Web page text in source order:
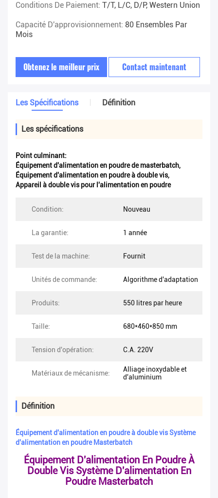
Conditions De Paiement: T/T, L/C, D/P, Western Union
Capacité D'approvisionnement: 80 Ensembles Par
Mois
Obtenez le meilleur prix Contact maintenant
Les Spécifications Définition
Les spécifications
Point culminant:
Équipement d'alimentation en poudre de masterbatch,
Équipement d'alimentation en poudre à double vis,
Appareil à double vis pour l'alimentation en poudre
Condition: Nouveau
La garantie: 1 année
Test de la machine: Fournit
Unités de commande: Algorithme d'adaptation
Produits: 550 litres par heure
Taille: 680*460*850 mm
Tension d'opération: C.A. 220V
Matériaux de mécanisme:
Alliage inoxydable et
d'aluminium
Définition
Équipement d'alimentation en poudre à double vis Système
d'alimentation en poudre Masterbatch
Équipement D'alimentation En Poudre À
Double Vis Système D'alimentation En
Poudre Masterbatch